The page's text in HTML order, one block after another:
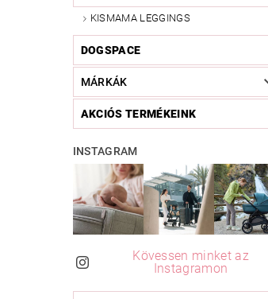
KISMAMA LEGGINGS
DOGSPACE
MÁRKÁK
AKCIÓS TERMÉKEINK
INSTAGRAM
Kövessen minket az
Instagramon